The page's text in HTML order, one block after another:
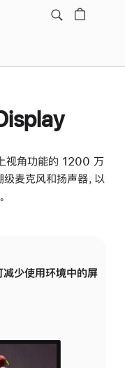
视角功能的 1200 万
麦克风和扬声器，以
减少使用环境中的屏